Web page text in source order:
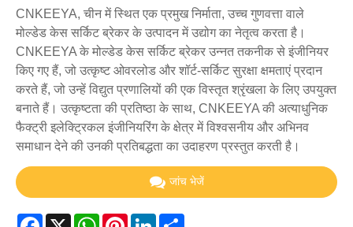
CNKEEYA, चीन में स्थित एक प्रमुख निर्माता, उच्च गुणवत्ता वाले
मोल्डेड केस सर्किट ब्रेकर के उत्पादन में उद्योग का नेतृत्व करता है।
CNKEEYA के मोल्डेड केस सर्किट ब्रेकर उन्नत तकनीक से इंजीनियर
किए गए हैं, जो उत्कृष्ट ओवरलोड और शॉर्ट-सर्किट सुरक्षा क्षमताएं प्रदान
करते हैं, जो उन्हें विद्युत प्रणालियों की एक विस्तृत श्रृंखला के लिए उपयुक्त
बनाते हैं। उत्कृष्टता की प्रतिष्ठा के साथ, CNKEEYA की अत्याधुनिक
फैक्ट्री इलेक्ट्रिकल इंजीनियरिंग के क्षेत्र में विश्वसनीय और अभिनव
समाधान देने की उनकी प्रतिबद्धता का उदाहरण प्रस्तुत करती है।
जांच भेजें
Facebook
X WhatsApp
PinterestLinkedIn